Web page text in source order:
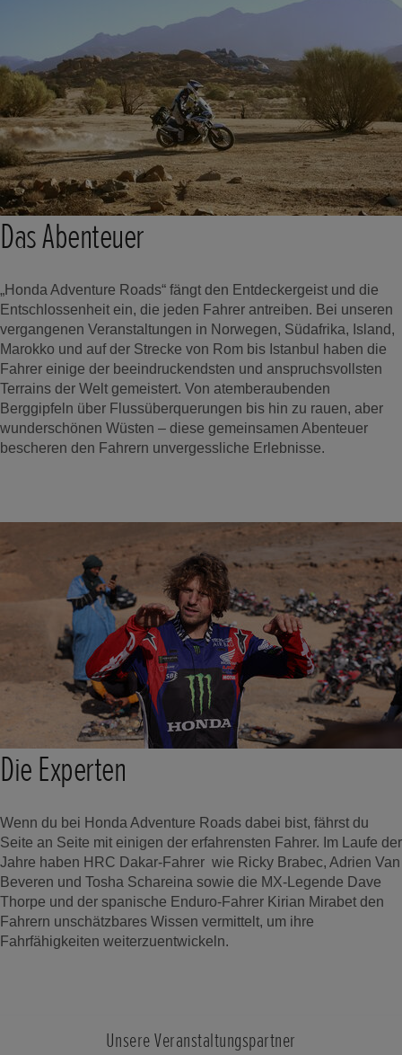
Das Abenteuer
„Honda Adventure Roads“ fängt den Entdeckergeist und die
Entschlossenheit ein, die jeden Fahrer antreiben. Bei unseren
vergangenen Veranstaltungen in Norwegen, Südafrika, Island,
Marokko und auf der Strecke von Rom bis Istanbul haben die
Fahrer einige der beeindruckendsten und anspruchsvollsten
Terrains der Welt gemeistert. Von atemberaubenden
Berggipfeln über Flussüberquerungen bis hin zu rauen, aber
wunderschönen Wüsten – diese gemeinsamen Abenteuer
bescheren den Fahrern unvergessliche Erlebnisse.
Die Experten
Wenn du bei Honda Adventure Roads dabei bist, fährst du
Seite an Seite mit einigen der erfahrensten Fahrer. Im Laufe der
Jahre haben HRC Dakar-Fahrer wie Ricky Brabec, Adrien Van
Beveren und Tosha Schareina sowie die MX-Legende Dave
Thorpe und der spanische Enduro-Fahrer Kirian Mirabet den
Fahrern unschätzbares Wissen vermittelt, um ihre
Fahrfähigkeiten weiterzuentwickeln.
Unsere Veranstaltungspartner